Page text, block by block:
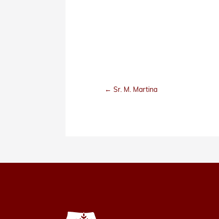
←Sr. M. Martina